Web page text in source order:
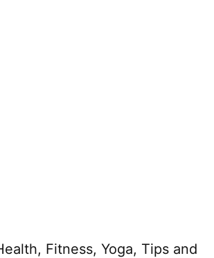
Fitness, Yoga, Tips and